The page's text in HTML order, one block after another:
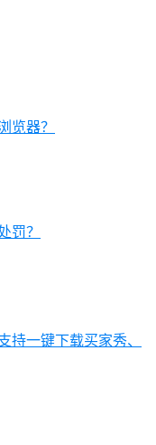
览器？
罚？
持一键下载买家秀、